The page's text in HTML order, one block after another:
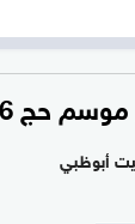
حج 2026